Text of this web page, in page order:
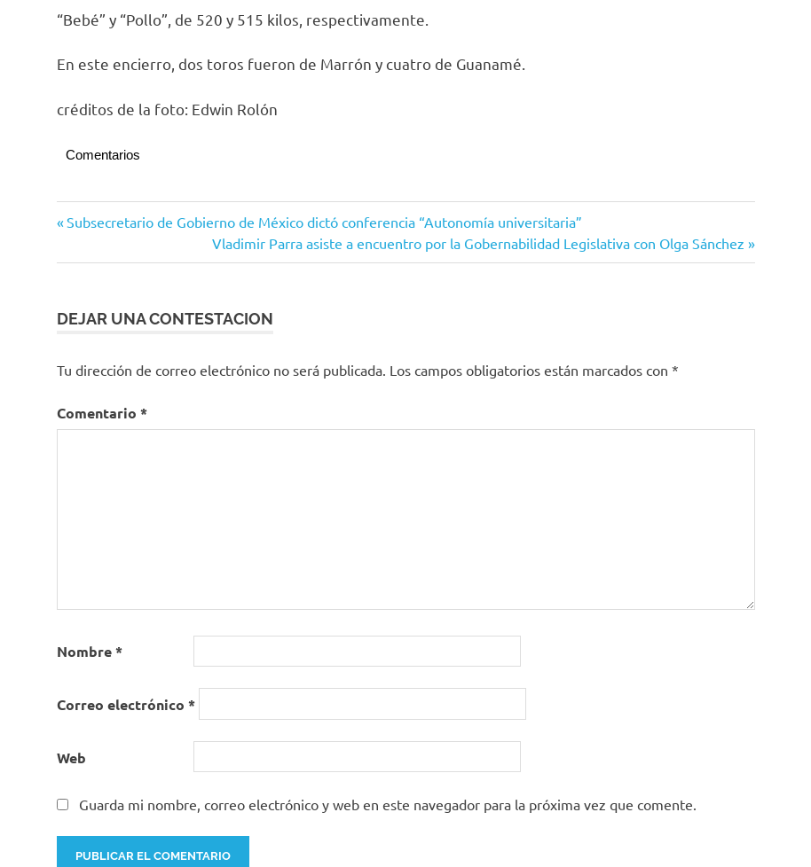
“Bebé” y “Pollo”, de 520 y 515 kilos, respectivamente.
En este encierro, dos toros fueron de Marrón y cuatro de Guanamé.
créditos de la foto: Edwin Rolón
Comentarios
Navegación
de
Entrada
Subsecretario de Gobierno de México dictó conferencia “Autonomía universitaria”
Siguiente
entrada:
Vladimir Parra asiste a encuentro por la Gobernabilidad Legislativa con Olga Sánchez
DEJAR UNA CONTESTACION
Tu dirección de correo electrónico no será publicada. Los campos obligatorios están marcados con *
Comentario *
Nombre*
Correo electrónico *
Web
Guarda mi nombre, correo electrónico y web en este navegador para la próxima vez que comente.